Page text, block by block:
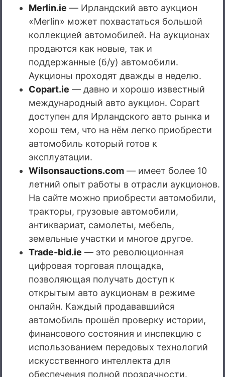
Merlin.ie — Ирландский авто аукцион
«Merlin» может похвастаться большой
коллекцией автомобилей. На аукционах
продаются как новые, так и
поддержанные (б/у) автомобили.
Аукционы проходят дважды в неделю.
Copart.ie — давно и хорошо известный
международный авто аукцион. Copart
доступен для Ирландского авто рынка и
хорош тем, что на нём легко приобрести
автомобиль который готов к
эксплуатации.
Wilsonsauctions.com — имеет более 10
летний опыт работы в отрасли аукционов.
На сайте можно приобрести автомобили,
тракторы, грузовые автомобили,
антиквариат, самолеты, мебель,
земельные участки и многое другое.
Trade-bid.ie — это революционная
цифровая торговая площадка,
позволяющая получать доступ к
открытым авто аукционам в режиме
онлайн. Каждый продававшийся
автомобиль прошёл проверку истории,
финансового состояния и инспекцию с
использованием передовых технологий
искусственного интеллекта для
обеспечения полной прозрачности.